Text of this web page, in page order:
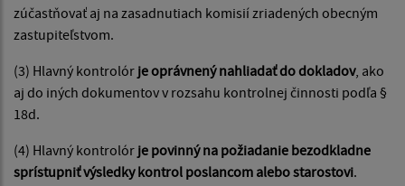
zúčastňovať aj na zasadnutiach komisií zriadených obecným
zastupiteľstvom.
(3) Hlavný kontrolór je oprávnený nahliadať do dokladov, ako
aj do iných dokumentov v rozsahu kontrolnej činnosti podľa §
18d.
(4) Hlavný kontrolór je povinný na požiadanie bezodkladne
sprístupniť výsledky kontrol poslancom alebo starostovi.